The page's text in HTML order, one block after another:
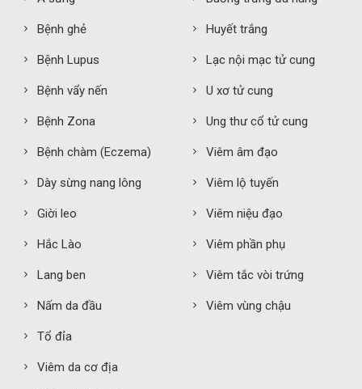
Bệnh ghẻ
Bệnh Lupus
Bệnh vẩy nến
Bệnh Zona
Bệnh chàm (Eczema)
Dày sừng nang lông
Giời leo
Hắc Lào
Lang ben
Nấm da đầu
Tổ đỉa
Viêm da cơ địa
Huyết trắng
Lạc nội mạc tử cung
U xơ tử cung
Ung thư cổ tử cung
Viêm âm đạo
Viêm lộ tuyến
Viêm niệu đạo
Viêm phần phụ
Viêm tắc vòi trứng
Viêm vùng chậu